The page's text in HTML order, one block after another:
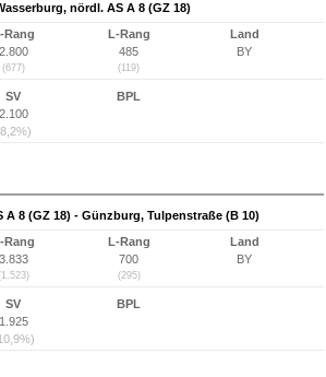
nördl. AS A 8 (GZ 18)
Rang
2.800
(677)
L-Rang
485
(119)
Land
BY
SV
2.100
BPL
A 8 (GZ 18) - Günzburg, Tulpenstraße (B 10)
Rang
3.833
L-Rang
700
(295)
Land
BY
SV
1.925
BPL